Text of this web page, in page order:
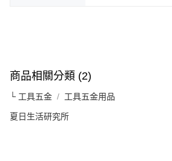
商品相關分類 (2)
└ 工具五金 工具五金用品
夏日生活研究所